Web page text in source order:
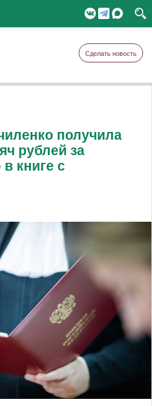
Сделать новость
получила
рублей за
книге с